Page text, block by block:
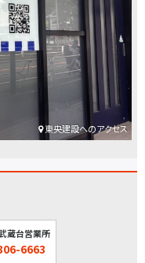
東央建設へのアクセス
蔵台営業所
6663